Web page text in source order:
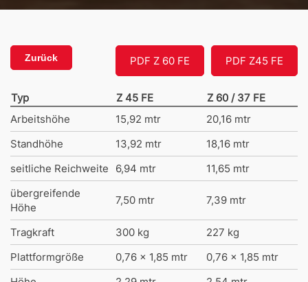
Zurück PDF Z45 FE
PDF Z 60 FE
Typ Z 45 FE
Z 60 / 37 FE
Arbeitshöhe
15,92 mtr
20,16 mtr
Standhöhe
13,92 mtr
18,16 mtr
seitliche Reichweite
6,94 mtr
11,65 mtr
übergreifende
Höhe
7,50 mtr 7,39 mtr
Tragkraft 300 kg
227 kg
Plattformgröße
0,76 x 1,85 mtr
0,76 x 1,85 mtr